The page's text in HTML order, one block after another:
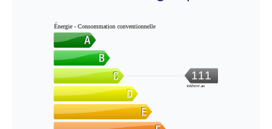
Énergie - Consommation conventionnelle
111
kWh/m².an